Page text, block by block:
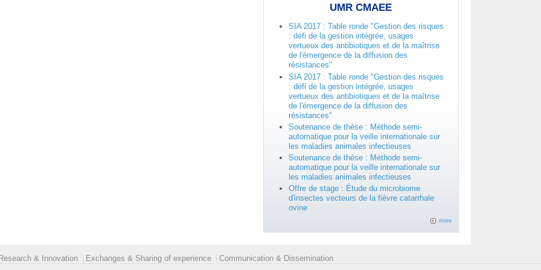
UMR CMAEE
SIA 2017 : Table ronde "Gestion des risques
: défi de la gestion intégrée, usages
vertueux des antibiotiques et de la maîtrise
de l'émergence de la diffusion des
résistances"
SIA 2017 : Table ronde "Gestion des risques
: défi de la gestion intégrée, usages
vertueux des antibiotiques et de la maîtrise
de l'émergence de la diffusion des
résistances"
Soutenance de thèse : Méthode semi-
automatique pour la veille internationale sur
les maladies animales infectieuses
Soutenance de thèse : Méthode semi-
automatique pour la veille internationale sur
les maladies animales infectieuses
Offre de stage : Étude du microbiome
d'insectes vecteurs de la fièvre catarrhale
ovine
more
Research & Innovation Exchanges & Sharing of experience Communication & Dissemination